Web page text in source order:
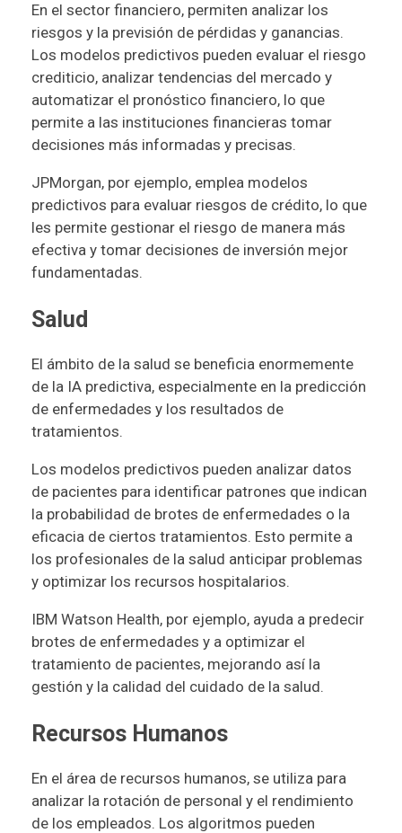
En el sector financiero, permiten analizar los
riesgos y la previsión de pérdidas y ganancias.
Los modelos predictivos pueden evaluar el riesgo
crediticio, analizar tendencias del mercado y
automatizar el pronóstico financiero, lo que
permite a las instituciones financieras tomar
decisiones más informadas y precisas.
JPMorgan, por ejemplo, emplea modelos
predictivos para evaluar riesgos de crédito, lo que
les permite gestionar el riesgo de manera más
efectiva y tomar decisiones de inversión mejor
fundamentadas.
Salud
El ámbito de la salud se beneficia enormemente
de la IA predictiva, especialmente en la predicción
de enfermedades y los resultados de
tratamientos.
Los modelos predictivos pueden analizar datos
de pacientes para identificar patrones que indican
la probabilidad de brotes de enfermedades o la
eficacia de ciertos tratamientos. Esto permite a
los profesionales de la salud anticipar problemas
y optimizar los recursos hospitalarios.
IBM Watson Health, por ejemplo, ayuda a predecir
brotes de enfermedades y a optimizar el
tratamiento de pacientes, mejorando así la
gestión y la calidad del cuidado de la salud.
Recursos Humanos
En el área de recursos humanos, se utiliza para
analizar la rotación de personal y el rendimiento
de los empleados. Los algoritmos pueden